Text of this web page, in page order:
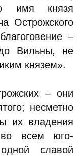
имя князя
Острожского
–
Вильны, не
князем».
– они
несметно
их владения
всем юго-
славой